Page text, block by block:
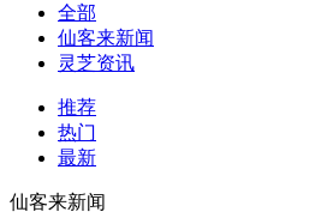
全部
仙客来新闻
灵芝资讯
推荐
热门
最新
仙客来新闻